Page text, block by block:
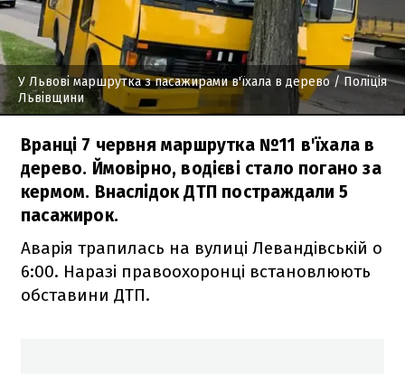
У Львові маршрутка з пасажирами в'їхала в дерево / Поліція
Львівщини
Вранці 7 червня маршрутка №11 в'їхала в
дерево. Ймовірно, водієві стало погано за
кермом. Внаслідок ДТП постраждали 5
пасажирок.
Аварія трапилась на вулиці Левандівській о
6:00. Наразі правоохоронці встановлюють
обставини ДТП.